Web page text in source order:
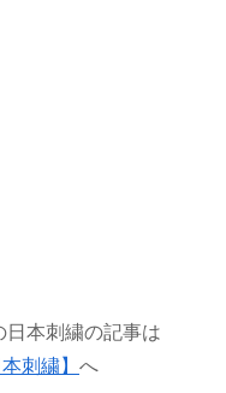
日本刺繍の記事は
刺繍】 へ